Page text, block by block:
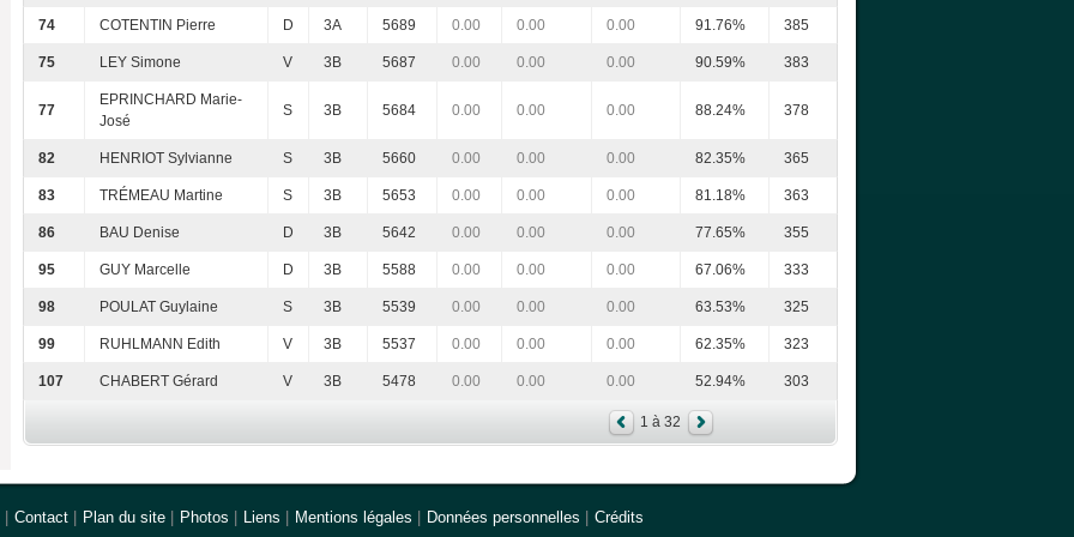
74 COTENTIN Pierre D 3A 5689 0.00 0.00 0.00 91.76% 385
75 LEY Simone V 3B 5687 0.00 0.00 0.00 90.59% 383
77
EPRINCHARD Marie-
José
S 3B 5684 0.00 0.00 0.00 88.24% 378
82 HENRIOT Sylvianne S 3B 5660 0.00 0.00 0.00 82.35% 365
83 TRÉMEAU Martine S 3B 5653 0.00 0.00 0.00 81.18% 363
86 BAU Denise D 3B 5642 0.00 0.00 0.00 77.65% 355
95 GUY Marcelle D 3B 5588 0.00 0.00 0.00 67.06% 333
98 POULAT Guylaine S 3B 5539 0.00 0.00 0.00 63.53% 325
99 RUHLMANN Edith V 3B 5537 0.00 0.00 0.00 62.35% 323
107 CHABERT Gérard V 3B 5478 0.00 0.00 0.00 52.94% 303
1 à 32
Contact Plan du site Photos Liens Mentions légales Données personnelles Crédits